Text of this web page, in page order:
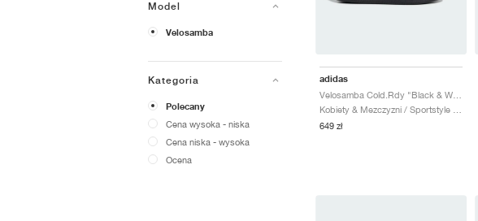
Model
Velosamba
Kategoria
Polecany
Cena wysoka - niska
Cena niska - wysoka
Ocena
adidas
649 zł